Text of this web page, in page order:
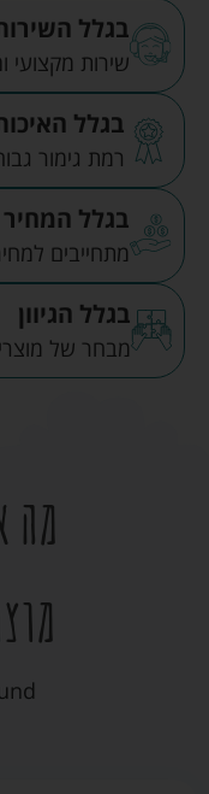
בגלל
שירות מקצועי
בגלל
רמת גימור
בגלל המחיר
מתחייבים
בגלל הגיוון
מבחר של
מה